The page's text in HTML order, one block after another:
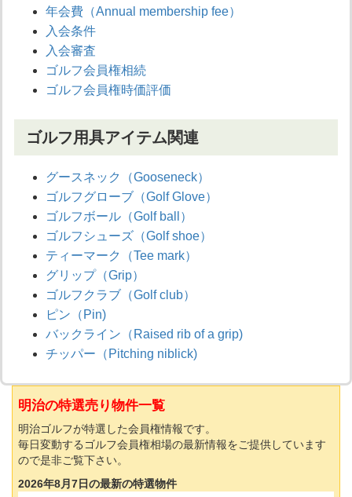
年会費（Annual membership fee）
入会条件
入会審査
ゴルフ会員権相続
ゴルフ会員権時価評価
ゴルフ用具アイテム関連
グースネック（Gooseneck）
ゴルフグローブ（Golf Glove）
ゴルフボール（Golf ball）
ゴルフシューズ（Golf shoe）
ティーマーク（Tee mark）
グリップ（Grip）
ゴルフクラブ（Golf club）
ピン（Pin)
バックライン（Raised rib of a grip)
チッパー（Pitching niblick)
明治の特選売り物件一覧
明治ゴルフが特選した会員権情報です。
毎日変動するゴルフ会員権相場の最新情報をご提供しています
ので是非ご覧下さい。
2026年8月7日の最新の特選物件